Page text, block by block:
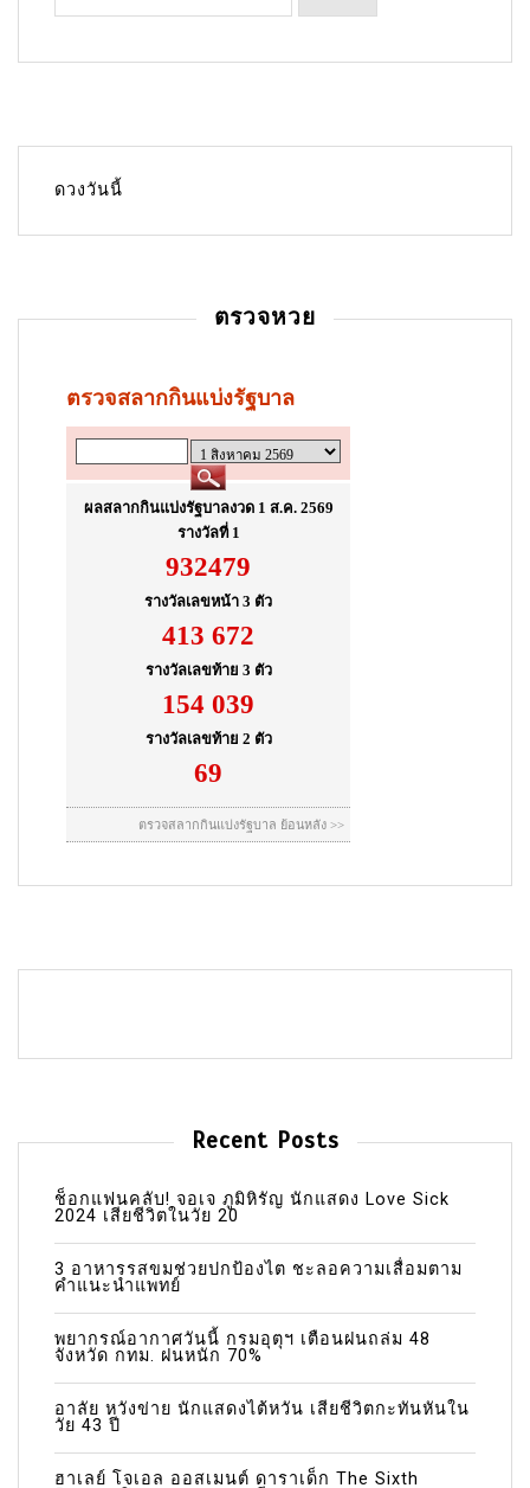
i
ดวงวันนี้
ตรวจหวย
Recent Posts
ช็อกแฟนคลับ! จอเจ ภูมิหิรัญ นักแสดง Love Sick
2024 เสียชีวิตในวัย 20
3 อาหารรสขมช่วยปกป้องไต ชะลอความเสื่อมตาม
คำแนะนำแพทย์
พยากรณ์อากาศวันนี้ กรมอุตุฯ เตือนฝนถล่ม 48
จังหวัด กทม. ฝนหนัก 70%
อาลัย หวังข่าย นักแสดงไต้หวัน เสียชีวิตกะทันหันใน
วัย 43 ปี
ฮาเลย์ โจเอล ออสเมนต์ ดาราเด็ก The Sixth